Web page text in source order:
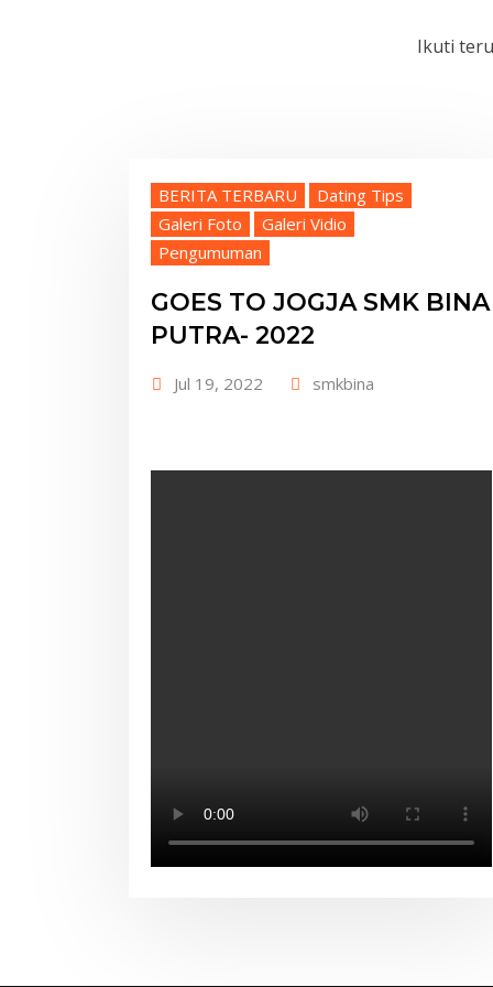
Ikuti
BERITA TERBARU
Dating Tips
Galeri Foto
Galeri Vidio
Pengumuman
GOES TO JOGJA SMK BINA
PUTRA- 2022
Jul 19, 2022 smkbina